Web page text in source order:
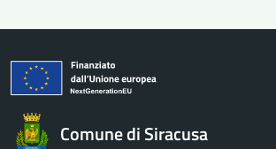
Comune di Siracusa